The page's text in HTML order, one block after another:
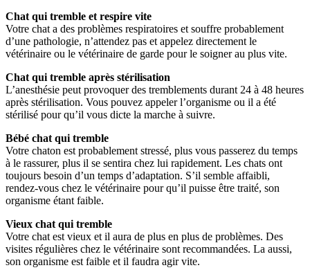
Chat qui tremble et respire vite
Votre chat a des problèmes respiratoires et souffre probablement
d’une pathologie, n’attendez pas et appelez directement le
vétérinaire ou le vétérinaire de garde pour le soigner au plus vite.
Chat qui tremble après stérilisation
L’anesthésie peut provoquer des tremblements durant 24 à 48 heures
après stérilisation. Vous pouvez appeler l’organisme ou il a été
stérilisé pour qu’il vous dicte la marche à suivre.
Bébé chat qui tremble
Votre chaton est probablement stressé, plus vous passerez du temps
à le rassurer, plus il se sentira chez lui rapidement. Les chats ont
toujours besoin d’un temps d’adaptation. S’il semble affaibli,
rendez-vous chez le vétérinaire pour qu’il puisse être traité, son
organisme étant faible.
Vieux chat qui tremble
Votre chat est vieux et il aura de plus en plus de problèmes. Des
visites régulières chez le vétérinaire sont recommandées. La aussi,
son organisme est faible et il faudra agir vite.